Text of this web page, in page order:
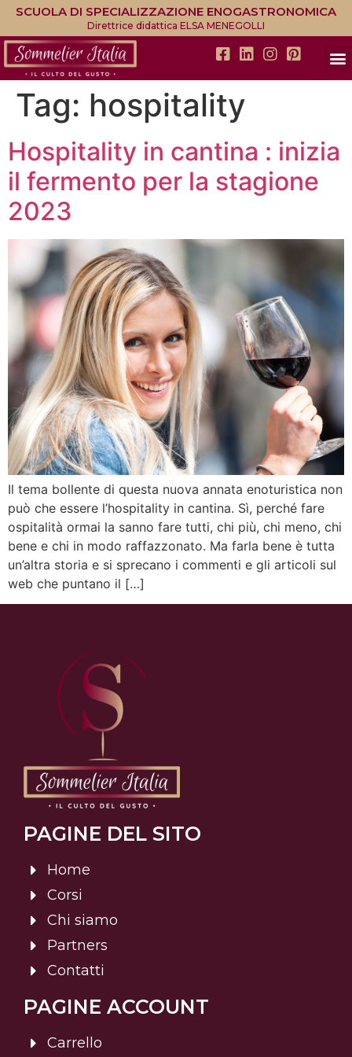
SCUOLA DI SPECIALIZZAZIONE ENOGASTRONOMICA
Direttrice didattica ELSA MENEGOLLI
Tag: hospitality
Hospitality in cantina : inizia
il fermento per la stagione
2023
Il tema bollente di questa nuova annata enoturistica non
può che essere l’hospitality in cantina. Sì, perché fare
ospitalità ormai la sanno fare tutti, chi più, chi meno, chi
bene e chi in modo raffazzonato. Ma farla bene è tutta
un’altra storia e si sprecano i commenti e gli articoli sul
web che puntano il […]
PAGINE DEL SITO
Home
Corsi
Chi siamo
Partners
Contatti
PAGINE ACCOUNT
Carrello